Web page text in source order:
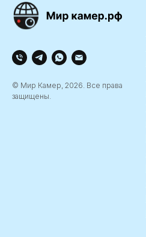
© Мир Камер, 2026. Все права
защищены.